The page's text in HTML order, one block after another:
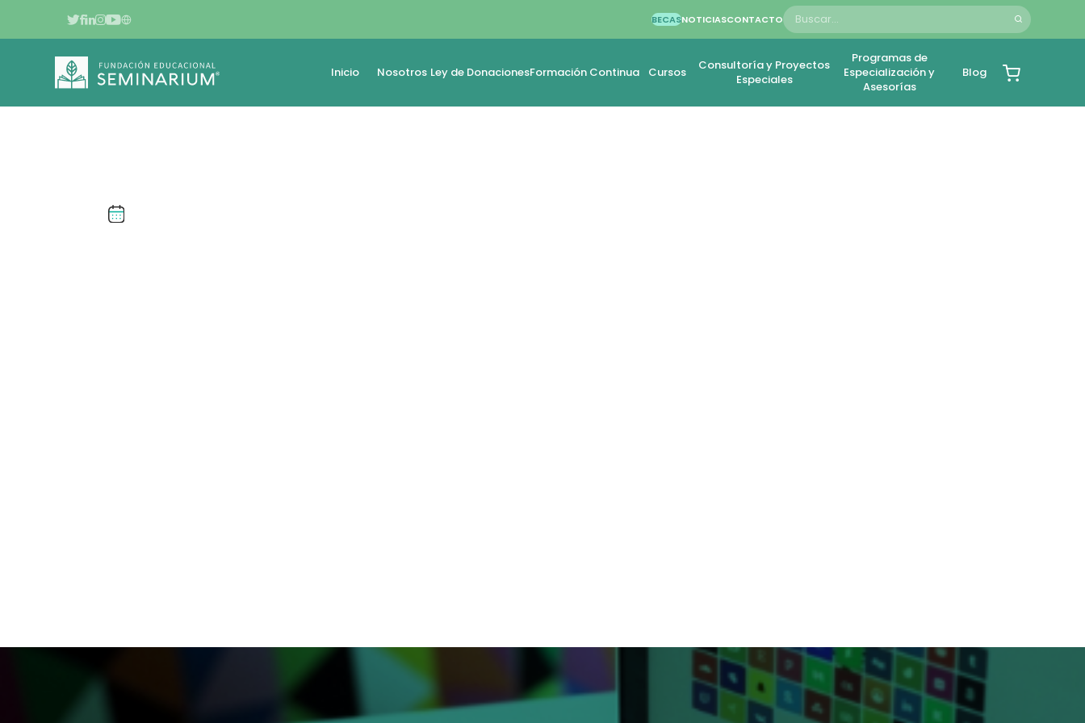
BECASNOTICIASCONTACTO
Inicio Nosotros Ley de DonacionesFormación Continua Cursos
Consultoría y Proyectos
Especiales
Programas de
Especialización y
Asesorías
Blog
OCTUBRE DE 2024